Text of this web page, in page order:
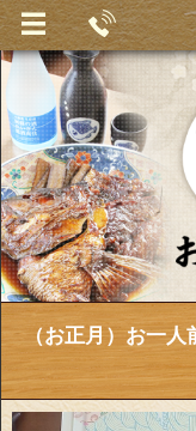
（お正月）お一人